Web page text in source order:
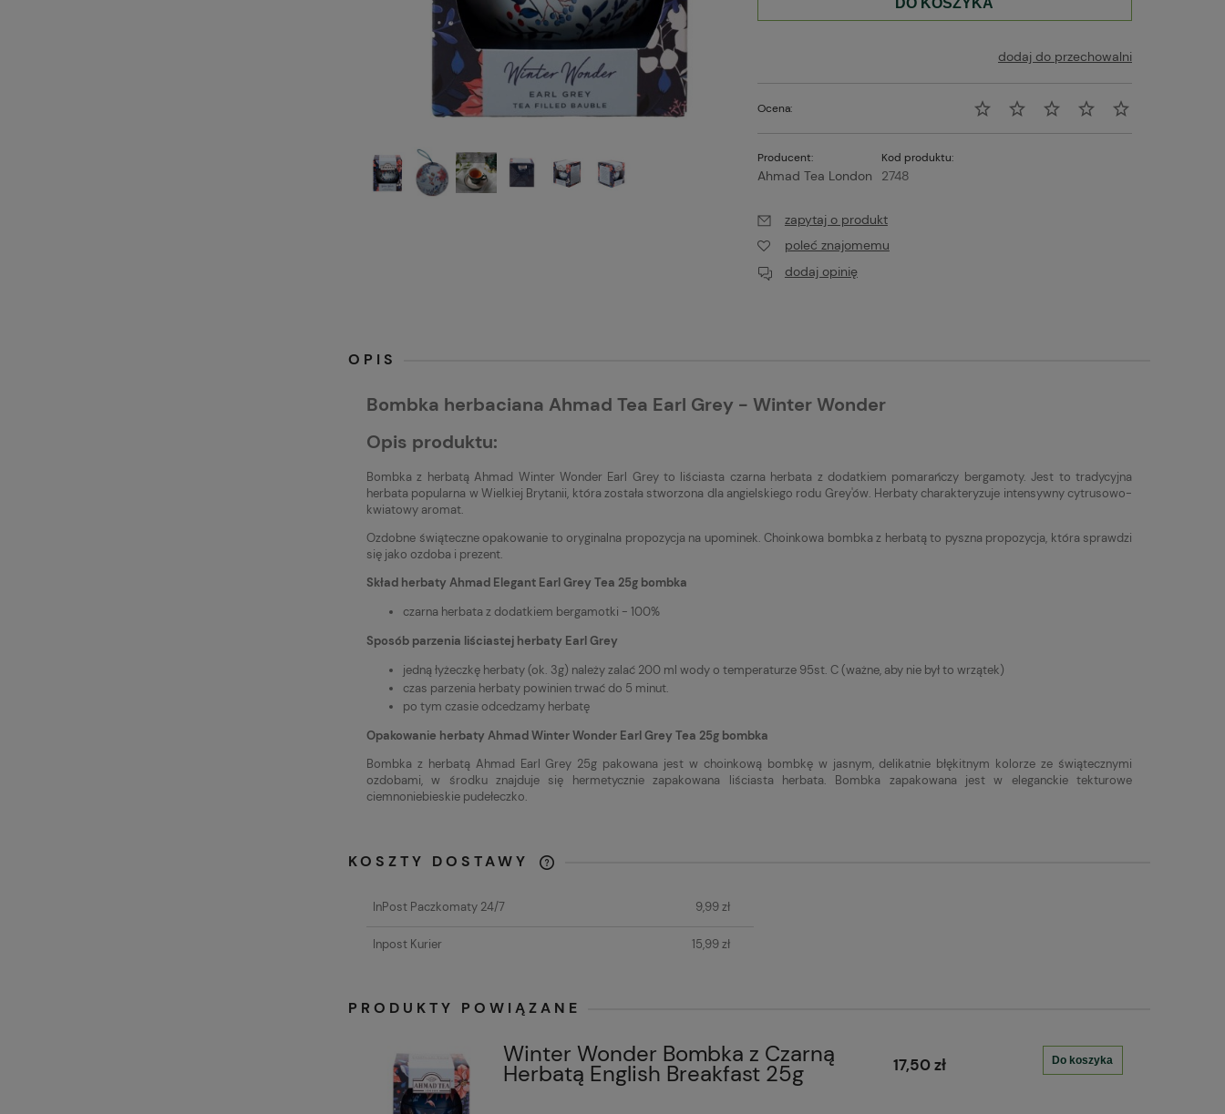
dodaj do przechowalni
Ocena:
Producent:
Ahmad Tea London
Kod produktu:
2748
zapytaj o produkt
poleć znajomemu
dodaj opinię
OPIS
Bombka herbaciana Ahmad Tea Earl Grey - Winter Wonder
Opis produktu:
Bombka z herbatą Ahmad Winter Wonder Earl Grey to liściasta czarna herbata z dodatkiem pomarańczy bergamoty. Jest to tradycyjna
herbata popularna w Wielkiej Brytanii, która została stworzona dla angielskiego rodu Grey'ów. Herbaty charakteryzuje intensywny cytrusowo-
kwiatowy aromat.
Ozdobne świąteczne opakowanie to oryginalna propozycja na upominek. Choinkowa bombka z herbatą to pyszna propozycja, która sprawdzi
się jako ozdoba i prezent.
Skład herbaty Ahmad Elegant Earl Grey Tea 25g bombka
czarna herbata z dodatkiem bergamotki - 100%
Sposób parzenia liściastej herbaty Earl Grey
jedną łyżeczkę herbaty (ok. 3g) należy zalać 200 ml wody o temperaturze 95st. C (ważne, aby nie był to wrzątek)
czas parzenia herbaty powinien trwać do 5 minut.
po tym czasie odcedzamy herbatę
Opakowanie herbaty Ahmad Winter Wonder Earl Grey Tea 25g bombka
Bombka z herbatą Ahmad Earl Grey 25g pakowana jest w choinkową bombkę w jasnym, delikatnie błękitnym kolorze ze świątecznymi
ozdobami, w środku znajduje się hermetycznie zapakowana liściasta herbata. Bombka zapakowana jest w eleganckie tekturowe
ciemnoniebieskie pudełeczko.
KOSZTY DOSTAWY
CENA NIE ZAWIERA
InPost Paczkomaty 24/7 9,99 zł
Inpost Kurier 15,99 zł
PRODUKTY POWIĄZANE
Winter Wonder Bombka z Czarną
Herbatą English Breakfast 25g 17,50 zł Do koszyka